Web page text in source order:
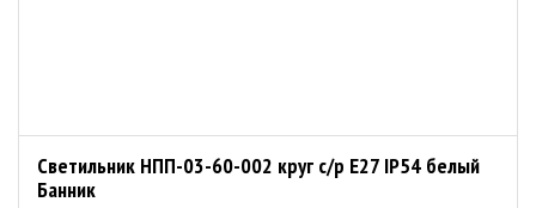
Светильник НПП-03-60-002 круг с/р E27 IP54 белый
Банник